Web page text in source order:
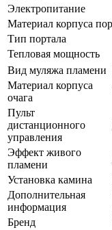
Электропитание
Материал корпуса
Тип портала
Тепловая мощность
Вид муляжа пламени
Материал корпуса
очага
Пульт
дистанционного
управления
Эффект живого
пламени
Установка камина
Дополнительная
информация
Бренд